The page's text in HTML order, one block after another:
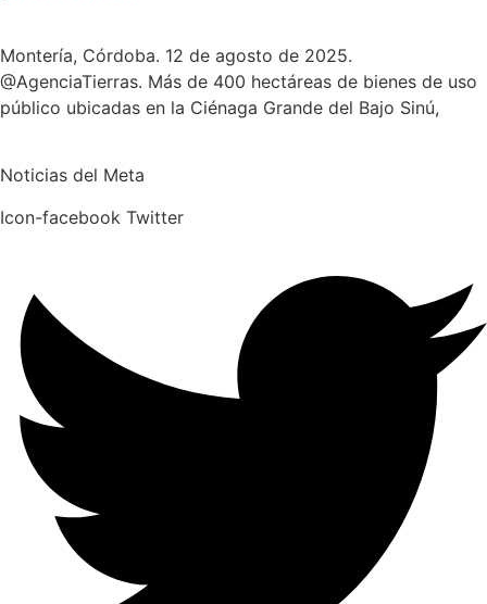
Montería, Córdoba. 12 de agosto de 2025.
@AgenciaTierras. Más de 400 hectáreas de bienes de uso
público ubicadas en la Ciénaga Grande del Bajo Sinú,
Noticias del Meta
Icon-facebook Twitter